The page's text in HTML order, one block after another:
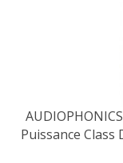
Puissance Class